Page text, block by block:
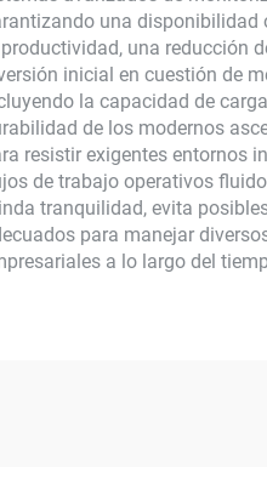
una disponibilidad
una reducción
inicial en cuestión de
la capacidad de
de los modernos
resistir exigentes entornos
de trabajo operativos
tranquilidad, evita
para manejar
a lo largo del